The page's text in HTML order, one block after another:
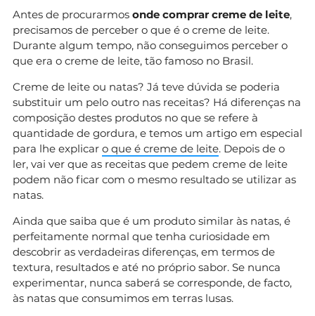
Antes de procurarmos onde comprar creme de leite,
precisamos de perceber o que é o creme de leite.
Durante algum tempo, não conseguimos perceber o
que era o creme de leite, tão famoso no Brasil.
Creme de leite ou natas? Já teve dúvida se poderia
substituir um pelo outro nas receitas? Há diferenças na
composição destes produtos no que se refere à
quantidade de gordura, e temos um artigo em especial
para lhe explicar o que é creme de leite. Depois de o
ler, vai ver que as receitas que pedem creme de leite
podem não ficar com o mesmo resultado se utilizar as
natas.
Ainda que saiba que é um produto similar às natas, é
perfeitamente normal que tenha curiosidade em
descobrir as verdadeiras diferenças, em termos de
textura, resultados e até no próprio sabor. Se nunca
experimentar, nunca saberá se corresponde, de facto,
às natas que consumimos em terras lusas.